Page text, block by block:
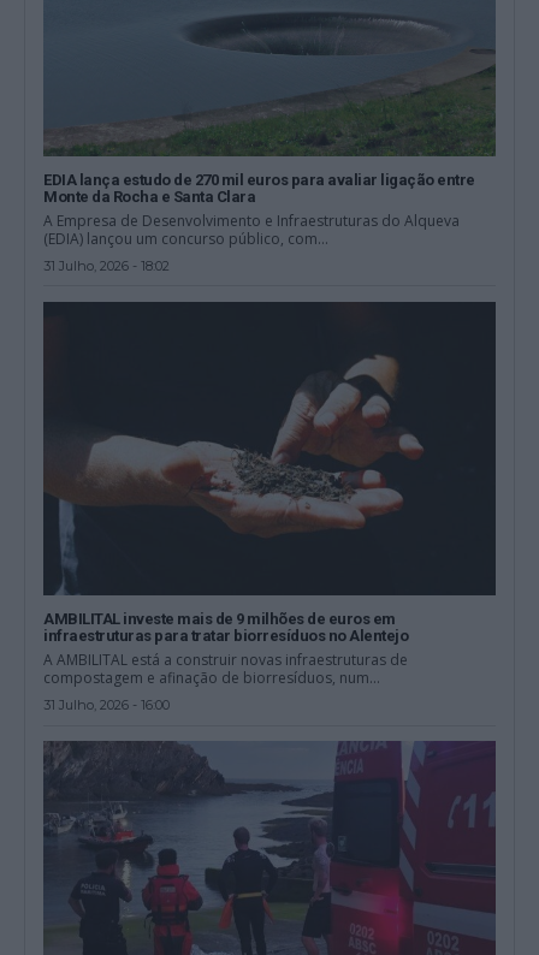
EDIA lança estudo de 270 mil euros para avaliar ligação entre
Monte da Rocha e Santa Clara
A Empresa de Desenvolvimento e Infraestruturas do Alqueva
(EDIA) lançou um concurso público, com...
31 Julho, 2026 - 18:02
AMBILITAL investe mais de 9 milhões de euros em
infraestruturas para tratar biorresíduos no Alentejo
A AMBILITAL está a construir novas infraestruturas de
compostagem e afinação de biorresíduos, num...
31 Julho, 2026 - 16:00